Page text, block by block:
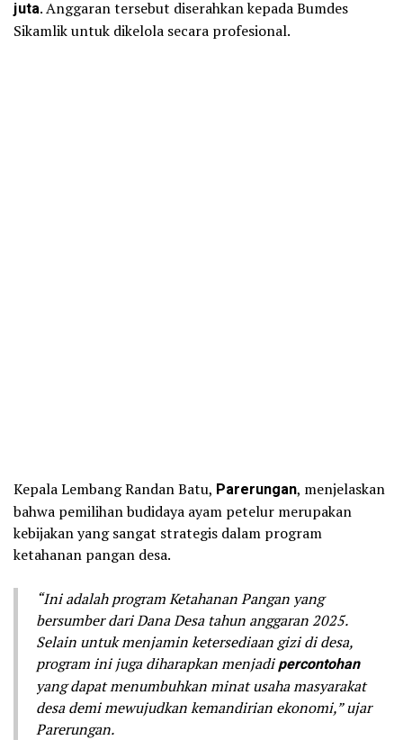
juta. Anggaran tersebut diserahkan kepada Bumdes
Sikamlik untuk dikelola secara profesional.
Kepala Lembang Randan Batu, Parerungan, menjelaskan
bahwa pemilihan budidaya ayam petelur merupakan
kebijakan yang sangat strategis dalam program
ketahanan pangan desa.
“Ini adalah program Ketahanan Pangan yang
bersumber dari Dana Desa tahun anggaran 2025.
Selain untuk menjamin ketersediaan gizi di desa,
program ini juga diharapkan menjadipercontohan
yang dapat menumbuhkan minat usaha masyarakat
desa demi mewujudkan kemandirian ekonomi,” ujar
Parerungan.